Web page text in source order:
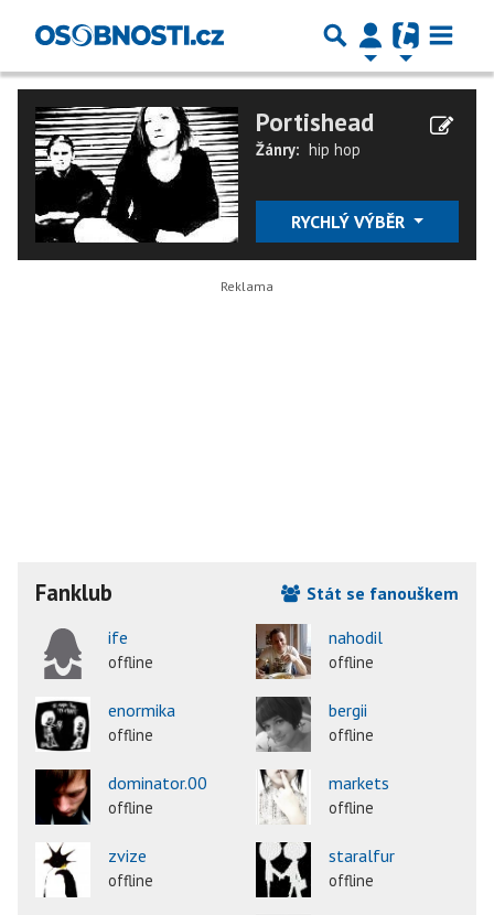
Portishead
Žánry: hip hop
RYCHLÝ VÝBĚR
Fanklub
Stát se fanouškem
ife
offline
nahodil
offline
enormika
offline
bergii
offline
dominator.00
offline
markets
offline
zvize
offline
staralfur
offline